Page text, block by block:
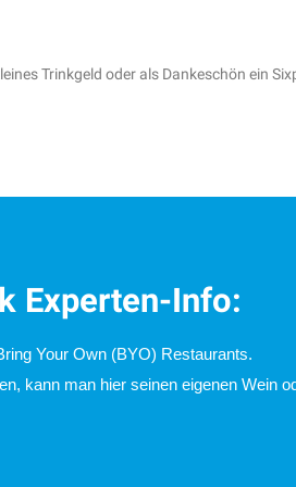
Trinkgeld oder als Dankeschön ein
Experten-Info:
Your Own (BYO) Restaurants.
kann man hier seinen eigenen Wein